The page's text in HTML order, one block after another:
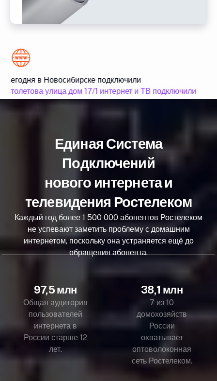
Сегодня в Новосибирске подключили
Столетова улица дом 17/1 интернет и ТВ подключили
Единая Система
Подключений
нового интернета и
телевидения Ростелеком
Каждый год более 1 500 000 абонентов Ростелеком
не успевают заметить проблему с домашним
интернетом, поскольку она устраняется ещё до
обращения абонента.
97,5 млн
Общая аудитория
пользователей
интернета в
России старше 12
лет.
38,1 млн
7 из 10
домохозяйств
России
охватывает
оптоволоконная
сеть Ростелеком.